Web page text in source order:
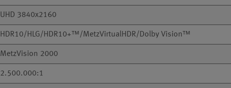
UHD 3840x2160
HDR10/HLG/HDR10+™/MetzVirtualHDR/Dolby Vision™
MetzVision 2000
2.500.000:1